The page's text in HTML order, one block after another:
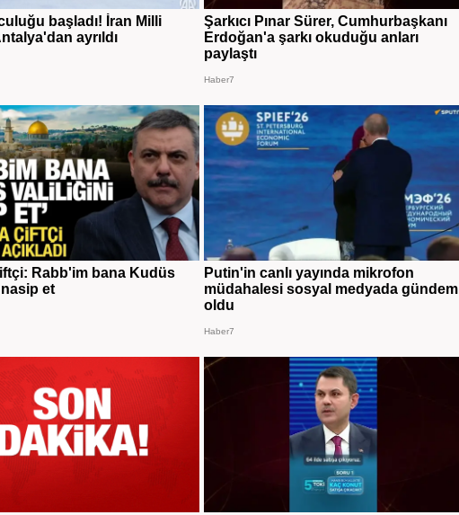
başladı! İran Milli
ayrıldı
Şarkıcı Pınar Sürer, Cumhurbaşkanı
Erdoğan'a şarkı okuduğu anları
paylaştı
Haber7
Rabb'im bana Kudüs
et
Putin'in canlı yayında mikrofon
müdahalesi sosyal medyada gündem
oldu
Haber7